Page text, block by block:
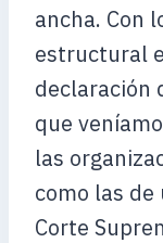
ancha. Con
estructural
declaración
que
las
como las de
Corte